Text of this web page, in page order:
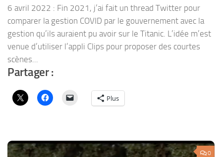
6 avril 2022 : Fin 2021, j’ai fait un thread Twitter pour
comparer la gestion COVID par le gouvernement avec la
gestion qu’ils auraient pu avoir sur le Titanic. L’idée m’est
venue d’utiliser l’appli Clips pour proposer des courtes
scènes...
Partager :
Plus
0